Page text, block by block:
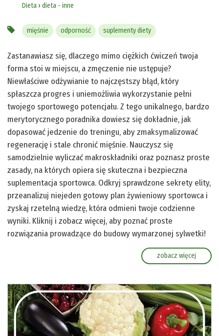
Dieta › dieta - inne
mięśnie odporność suplementy diety
Zastanawiasz się, dlaczego mimo ciężkich ćwiczeń twoja
forma stoi w miejscu, a zmęczenie nie ustępuje?
Niewłaściwe odżywianie to najczęstszy błąd, który
spłaszcza progres i uniemożliwia wykorzystanie pełni
twojego sportowego potencjału. Z tego unikalnego, bardzo
merytorycznego poradnika dowiesz się dokładnie, jak
dopasować jedzenie do treningu, aby zmaksymalizować
regenerację i stale chronić mięśnie. Nauczysz się
samodzielnie wyliczać makroskładniki oraz poznasz proste
zasady, na których opiera się skuteczna i bezpieczna
suplementacja sportowca. Odkryj sprawdzone sekrety elity,
przeanalizuj niejeden gotowy plan żywieniowy sportowca i
zyskaj rzetelną wiedzę, która odmieni twoje codzienne
wyniki. Kliknij i zobacz więcej, aby poznać proste
rozwiązania prowadzące do budowy wymarzonej sylwetki!
zobacz więcej